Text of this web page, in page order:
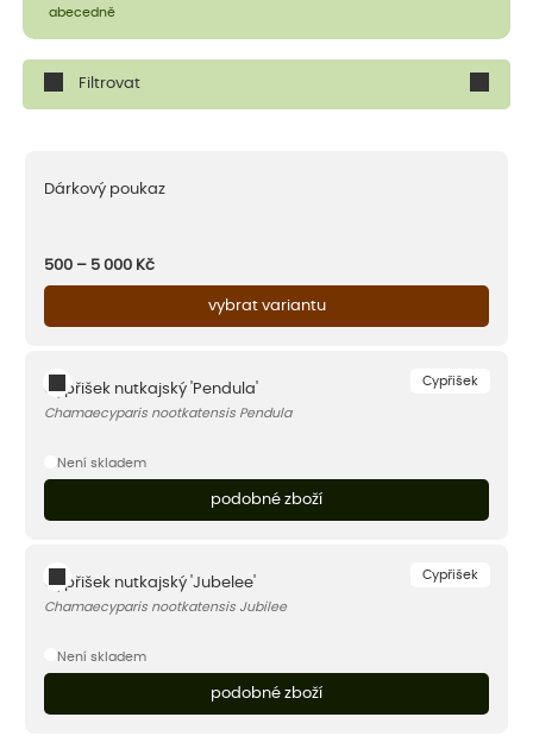
abecedně
Filtrovat
Dárkový poukaz
500 – 5 000 Kč
vybrat variantu
Cypřišek
Cypřišek nutkajský 'Pendula'
Chamaecyparis nootkatensis Pendula
Není skladem
podobné zboží
Cypřišek
Cypřišek nutkajský 'Jubelee'
Chamaecyparis nootkatensis Jubilee
Není skladem
podobné zboží